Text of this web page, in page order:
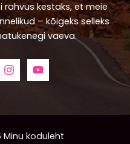
rahvus kestaks, et meie
– kõigeks selleks
vaeva.
koduleht